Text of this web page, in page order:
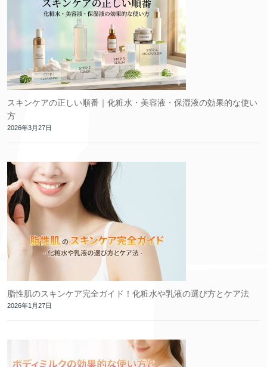
スキンケアの正しい順番｜化粧水・美容液・保湿液の効果的な使い
方
2026年3月27日
脂性肌のスキンケア完全ガイド！化粧水や乳液の選び方とケア法
2026年1月27日